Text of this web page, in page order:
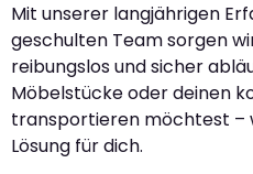
Mit unserer langjährigen
geschulten Team sorgen
reibungslos und sicher
Möbelstücke oder deinen
transportieren möchtest –
Lösung für dich.